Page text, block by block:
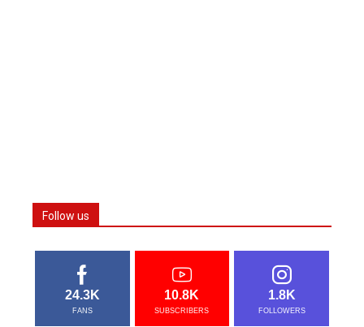
Follow us
24.3K
FANS
10.8K
SUBSCRIBERS
1.8K
FOLLOWERS